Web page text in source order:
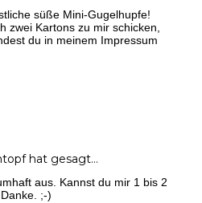
süße Mini-Gugelhupfe!
zwei Kartons zu mir schicken,
du in meinem Impressum
hat gesagt…
aus. Kannst du mir 1 bis 2
;-)